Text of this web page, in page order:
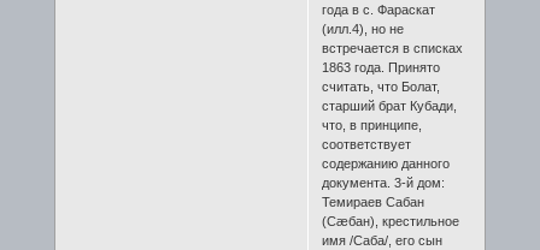
года в с. Фараскат
(илл.4), но не
встречается в списках
1863 года. Принято
считать, что Болат,
старший брат Кубади,
что, в принципе,
соответствует
содержанию данного
документа. 3-й дом:
Темираев Сабан
(Сæбан), крестильное
имя /Саба/, его сын